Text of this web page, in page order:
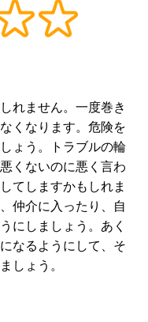
れません。一度巻き
くなります。危険を
ょう。トラブルの輪
くないのに悪く言わ
てしますかもしれま
仲介に入ったり、自
にしましょう。あく
なるようにして、そ
しょう。